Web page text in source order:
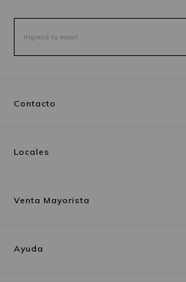
Contacto
Locales
Venta Mayorista
Ayuda